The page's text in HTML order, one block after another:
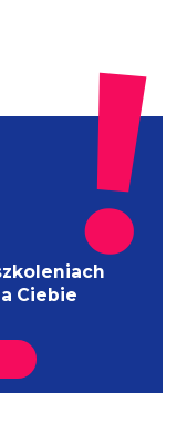
Ciebie